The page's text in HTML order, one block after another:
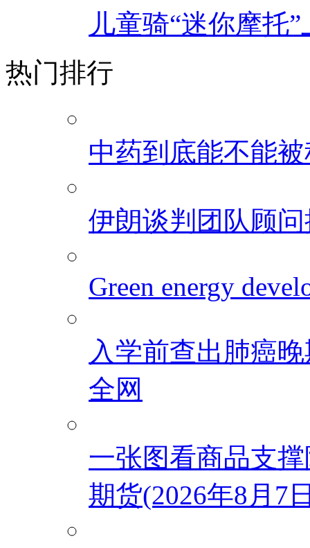
儿童骑“迷你摩托
热门排行
中药到底能不能
伊朗谈判团队顾
Green energy
入学前查出肺癌
全网
一张图看商品支
期货(2026年8月7